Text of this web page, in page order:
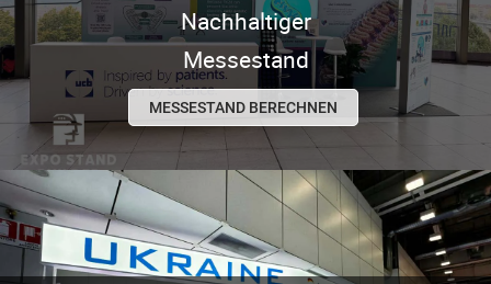
Nachhaltiger
Messestand
MESSESTAND BERECHNEN